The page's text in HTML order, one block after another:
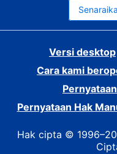
Versi desktop
Cara kami
Pernyataan Hak
Hak cipta ©